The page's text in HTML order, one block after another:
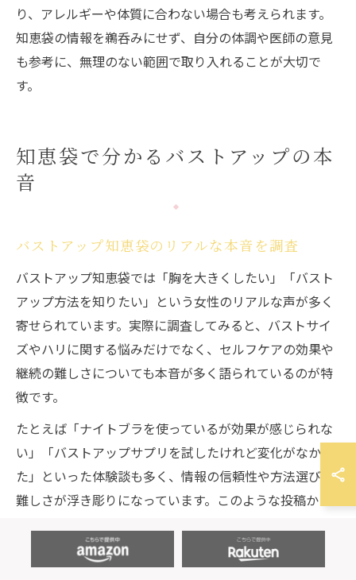
り、アレルギーや体質に合わない場合も考えられます。
知恵袋の情報を鵜呑みにせず、自分の体調や医師の意見
も参考に、無理のない範囲で取り入れることが大切で
す。
知恵袋で分かるバストアップの本
音
バストアップ知恵袋のリアルな本音を調査
バストアップ知恵袋では「胸を大きくしたい」「バスト
アップ方法を知りたい」という女性のリアルな声が多く
寄せられています。実際に調査してみると、バストサイ
ズやハリに関する悩みだけでなく、セルフケアの効果や
継続の難しさについても本音が多く語られているのが特
徴です。
たとえば「ナイトブラを使っているが効果が感じられな
い」「バストアップサプリを試したけれど変化がなかっ
た」といった体験談も多く、情報の信頼性や方法選びの
難しさが浮き彫りになっています。このような投稿から
人の率直な意見が集まる場としての知恵袋の役割が伺え
ます。